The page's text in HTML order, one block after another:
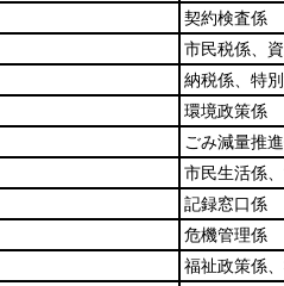
契約検査係
市民税係、
納税係、特
環境政策係
ごみ減量推
市民生活係
記録窓口係
危機管理係
福祉政策係